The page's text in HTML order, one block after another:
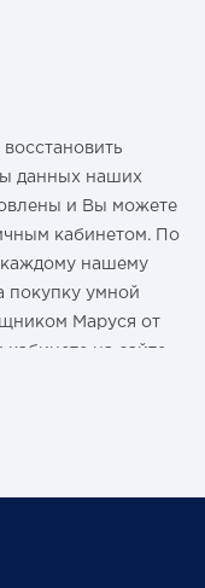
данных наших
и Вы можете
кабинетом. По
каждому нашему
покупку умной
Маруся от
на сайте